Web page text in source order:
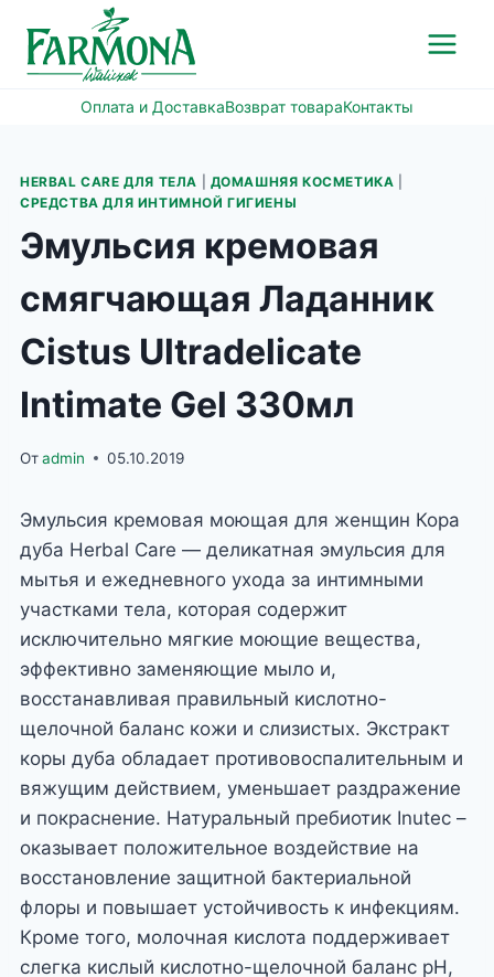
содержимому
Оплата и ДоставкаВозврат товараКонтакты
HERBAL CARE ДЛЯ ТЕЛА ДОМАШНЯЯ КОСМЕТИКА
СРЕДСТВА ДЛЯ ИНТИМНОЙ ГИГИЕНЫ
Эмульсия кремовая
смягчающая Ладанник
Cistus Ultradelicate
Intimate Gel 330мл
Отadmin 05.10.2019
Эмульсия кремовая моющая для женщин Кора
дуба Herbal Care — деликатная эмульсия для
мытья и ежедневного ухода за интимными
участками тела, которая содержит
исключительно мягкие моющие вещества,
эффективно заменяющие мыло и,
восстанавливая правильный кислотно-
щелочной баланс кожи и слизистых. Экстракт
коры дуба обладает противовоспалительным и
вяжущим действием, уменьшает раздражение
и покраснение. Натуральный пребиотик Inutec –
оказывает положительное воздействие на
восстановление защитной бактериальной
флоры и повышает устойчивость к инфекциям.
Кроме того, молочная кислота поддерживает
слегка кислый кислотно-щелочной баланс pH,